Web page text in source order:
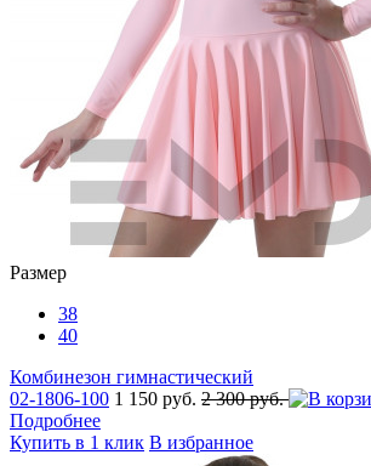
Размер
38
40
Комбинезон гимнастический
02-1806-100 1 150 руб. 2 300 руб.
Подробнее
Купить в 1 клик В избранное